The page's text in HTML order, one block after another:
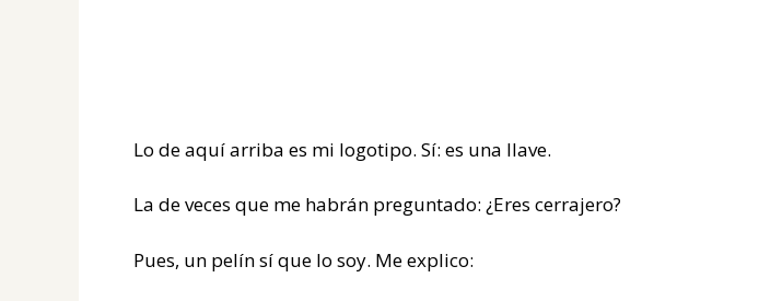
Lo de aquí arriba es mi logotipo. Sí: es una llave.
La de veces que me habrán preguntado: ¿Eres cerrajero?
Pues, un pelín sí que lo soy. Me explico: